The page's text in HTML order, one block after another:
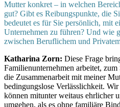
Mutter konkret – in welchen
gut? Gibt es Reibungspunkte, die
bedeutet es für Sie persönlich, mit
Unternehmen zu führen? Und wie
zwischen Beruflichem und
Katharina Zorn: Diese Frage
Familienunternehmen arbeitet,
die Zusammenarbeit mit meiner
bedingungslose Verlässlichkeit.
können mitunter weitaus ehrlicher
umgehen, als es ohne familiäre